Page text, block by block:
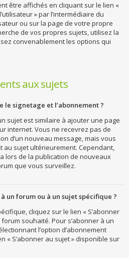
être affichés en cliquant sur le lien «
» par l’intermédiaire du
ou sur la page de votre propre
de vos propres sujets, utilisez la
convenablement les options qui
aux sujets
signetage et l’abonnement ?
sujet est similaire à ajouter une page
internet. Vous ne recevrez pas de
d’un nouveau message, mais vous
sujet ultérieurement. Cependant,
lors de la publication de nouveaux
que vous surveillez.
un forum ou à un sujet spécifique ?
cliquez sur le lien « S’abonner
souhaité. Pour s’abonner à un
l’option d’abonnement
« S’abonner au sujet » disponible sur